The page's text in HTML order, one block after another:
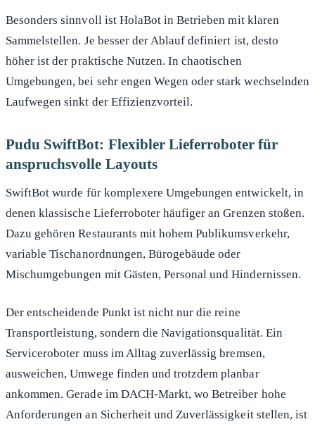
Besonders sinnvoll ist HolaBot in Betrieben mit klaren
Sammelstellen. Je besser der Ablauf definiert ist, desto
höher ist der praktische Nutzen. In chaotischen
Umgebungen, bei sehr engen Wegen oder stark wechselnden
Laufwegen sinkt der Effizienzvorteil.
Pudu SwiftBot: Flexibler Lieferroboter für
anspruchsvolle Layouts
SwiftBot wurde für komplexere Umgebungen entwickelt, in
denen klassische Lieferroboter häufiger an Grenzen stoßen.
Dazu gehören Restaurants mit hohem Publikumsverkehr,
variable Tischanordnungen, Bürogebäude oder
Mischumgebungen mit Gästen, Personal und Hindernissen.
Der entscheidende Punkt ist nicht nur die reine
Transportleistung, sondern die Navigationsqualität. Ein
Serviceroboter muss im Alltag zuverlässig bremsen,
ausweichen, Umwege finden und trotzdem planbar
ankommen. Gerade im DACH-Markt, wo Betreiber hohe
Anforderungen an Sicherheit und Zuverlässigkeit stellen, ist